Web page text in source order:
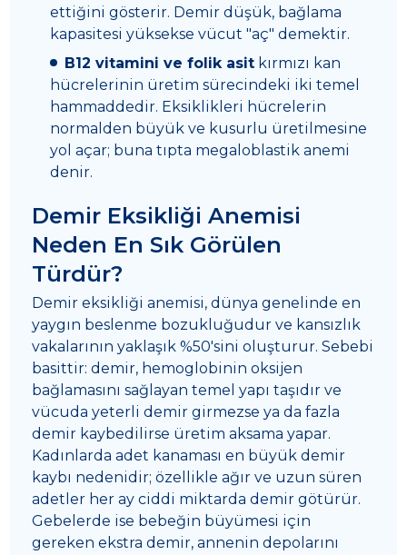
ettiğini gösterir. Demir düşük, bağlama
kapasitesi yüksekse vücut "aç" demektir.
B12 vitamini ve folik asit kırmızı kan
hücrelerinin üretim sürecindeki iki temel
hammaddedir. Eksiklikleri hücrelerin
normalden büyük ve kusurlu üretilmesine
yol açar; buna tıpta megaloblastik anemi
denir.
Demir Eksikliği Anemisi
Neden En Sık Görülen
Türdür?
Demir eksikliği anemisi, dünya genelinde en
yaygın beslenme bozukluğudur ve kansızlık
vakalarının yaklaşık %50'sini oluşturur. Sebebi
basittir: demir, hemoglobinin oksijen
bağlamasını sağlayan temel yapı taşıdır ve
vücuda yeterli demir girmezse ya da fazla
demir kaybedilirse üretim aksama yapar.
Kadınlarda adet kanaması en büyük demir
kaybı nedenidir; özellikle ağır ve uzun süren
adetler her ay ciddi miktarda demir götürür.
Gebelerde ise bebeğin büyümesi için
gereken ekstra demir, annenin depolarını